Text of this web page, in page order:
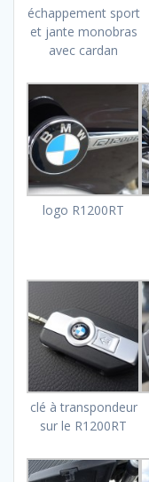
échappement sport
et jante monobras
avec cardan
logo R1200RT
clé à transpondeur
sur le R1200RT